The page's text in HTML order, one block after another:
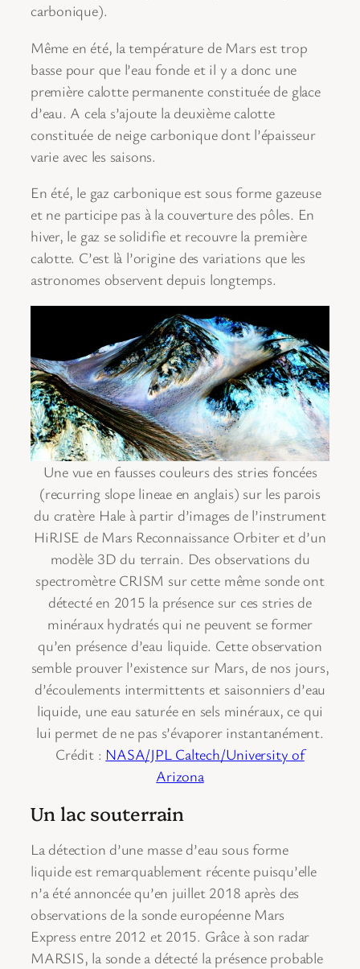
carbonique).
Même en été, la température de Mars est trop
basse pour que l’eau fonde et il y a donc une
première calotte permanente constituée de glace
d’eau. A cela s’ajoute la deuxième calotte
constituée de neige carbonique dont l’épaisseur
varie avec les saisons.
En été, le gaz carbonique est sous forme gazeuse
et ne participe pas à la couverture des pôles. En
hiver, le gaz se solidifie et recouvre la première
calotte. C’est là l’origine des variations que les
astronomes observent depuis longtemps.
Une vue en fausses couleurs des stries foncées
(recurring slope lineae en anglais) sur les parois
du cratère Hale à partir d’images de l’instrument
HiRISE de Mars Reconnaissance Orbiter et d’un
modèle 3D du terrain. Des observations du
spectromètre CRISM sur cette même sonde ont
détecté en 2015 la présence sur ces stries de
minéraux hydratés qui ne peuvent se former
qu’en présence d’eau liquide. Cette observation
semble prouver l’existence sur Mars, de nos jours,
d’écoulements intermittents et saisonniers d’eau
liquide, une eau saturée en sels minéraux, ce qui
lui permet de ne pas s’évaporer instantanément.
Crédit : NASA/JPL Caltech/University of
Arizona
Un lac souterrain
La détection d’une masse d’eau sous forme
liquide est remarquablement récente puisqu’elle
n’a été annoncée qu’en juillet 2018 après des
observations de la sonde européenne Mars
Express entre 2012 et 2015. Grâce à son radar
MARSIS, la sonde a détecté la présence probable